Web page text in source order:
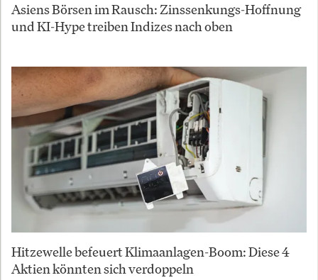
Asiens Börsen im Rausch: Zinssenkungs-Hoffnung
und KI-Hype treiben Indizes nach oben
Hitzewelle befeuert Klimaanlagen-Boom: Diese 4
Aktien könnten sich verdoppeln